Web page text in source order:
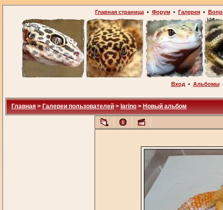
Главная страница• Форум• Галерея•
Вход • Альбомы
Главная > Галереи пользователей > larino > Новый альбом